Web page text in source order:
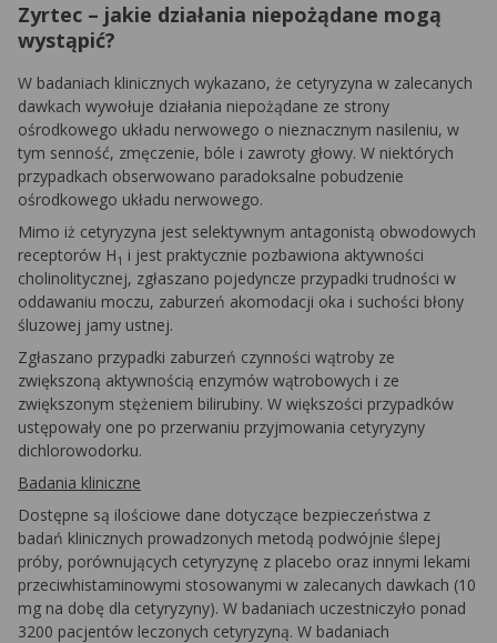
Zyrtec – jakie działania niepożądane mogą
wystąpić?
W badaniach klinicznych wykazano, że cetyryzyna w zalecanych
dawkach wywołuje działania niepożądane ze strony
ośrodkowego układu nerwowego o nieznacznym nasileniu, w
tym senność, zmęczenie, bóle i zawroty głowy. W niektórych
przypadkach obserwowano paradoksalne pobudzenie
ośrodkowego układu nerwowego.
Mimo iż cetyryzyna jest selektywnym antagonistą obwodowych
receptorów H1 i jest praktycznie pozbawiona aktywności
cholinolitycznej, zgłaszano pojedyncze przypadki trudności w
oddawaniu moczu, zaburzeń akomodacji oka i suchości błony
śluzowej jamy ustnej.
Zgłaszano przypadki zaburzeń czynności wątroby ze
zwiększoną aktywnością enzymów wątrobowych i ze
zwiększonym stężeniem bilirubiny. W większości przypadków
ustępowały one po przerwaniu przyjmowania cetyryzyny
dichlorowodorku.
Badania kliniczne
Dostępne są ilościowe dane dotyczące bezpieczeństwa z
badań klinicznych prowadzonych metodą podwójnie ślepej
próby, porównujących cetyryzynę z placebo oraz innymi lekami
przeciwhistaminowymi stosowanymi w zalecanych dawkach (10
mg na dobę dla cetyryzyny). W badaniach uczestniczyło ponad
3200 pacjentów leczonych cetyryzyną. W badaniach